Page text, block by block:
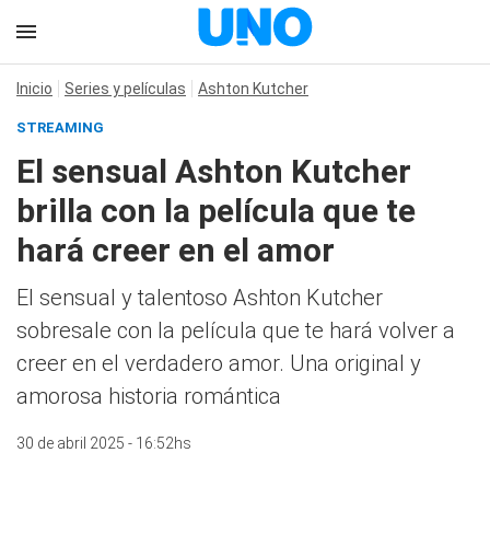
Inicio Series y películas Ashton Kutcher
STREAMING
El sensual Ashton Kutcher
brilla con la película que te
hará creer en el amor
El sensual y talentoso Ashton Kutcher
sobresale con la película que te hará volver a
creer en el verdadero amor. Una original y
amorosa historia romántica
30 de abril 2025 - 16:52hs